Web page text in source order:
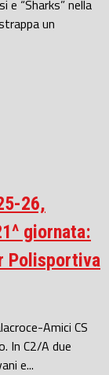
e “Sharks” nella
un
26,
giornata:
Polisportiva
Amici CS
In C2/A due
e...